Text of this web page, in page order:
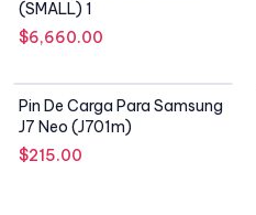
(SMALL) 1
$6,660.00
SIN STOCK
Pin De Carga Para Samsung
J7 Neo (J701m)
$215.00